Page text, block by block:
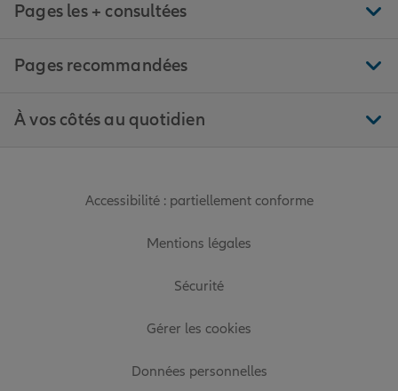
Pages les + consultées
Pages recommandées
À vos côtés au quotidien
Accessibilité : partiellement conforme
Mentions légales
Sécurité
Gérer les cookies
Données personnelles